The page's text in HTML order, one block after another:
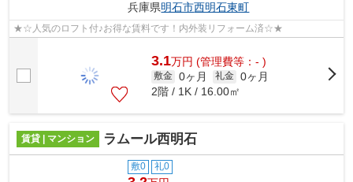
兵庫県明石市西明石東町
★☆人気のロフト付♪お得な賃料です！内外装リフォーム済☆★
3.1万円 (管理費等：- )
敷金 0ヶ月 礼金 0ヶ月
2階 / 1K / 16.00㎡
賃貸 | マンション ラムール西明石
敷0 礼0